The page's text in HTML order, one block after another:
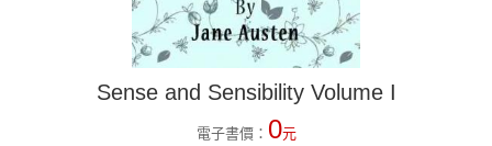
Sense and Sensibility Volume I
電子書價： 0元